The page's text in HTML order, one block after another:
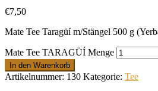
€7,50
Mate Tee Taragüí m/Stängel 500 g
Mate Tee TARAGÜÍ Menge
In den Warenkorb
Artikelnummer: 130 Kategorie: Tee